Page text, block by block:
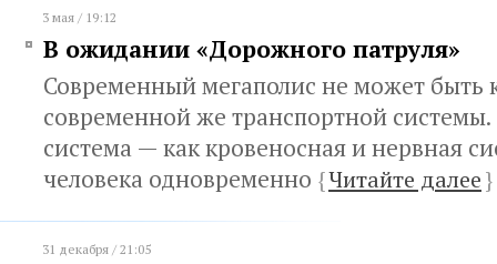
3 мая / 19:12
В ожидании «Дорожного патруля»
Современный мегаполис не может
современной же транспортной
система — как кровеносная и нервная
человека одновременно {Читайте далее}
31 декабря / 21:05